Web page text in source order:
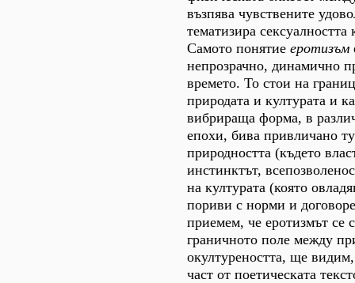
възпява чувствените
тематизира сексуалността
Самото понятие еротизъм
непрозрачно, динамично
времето. То стои на
природата и културата и
вибрираща форма, в
епохи, бива привличано
природността (където
инстинктът,
на културата (която
пориви с норми и
приемем, че еротизмът се
граничното поле между
окултуреността, ще видим,
част от поетическата